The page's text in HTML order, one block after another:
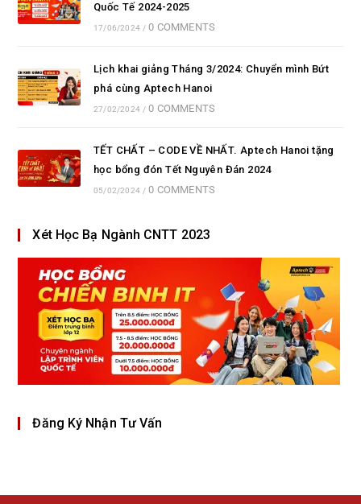
Quốc Tế 2024-2025
17/06/2024 / 0 COMMENTS
Lịch khai giảng Tháng 3/2024: Chuyển mình Bứt
phá cùng Aptech Hanoi
27/02/2024 / 0 COMMENTS
TẾT CHẤT – CODE VỀ NHẤT. Aptech Hanoi tặng
học bổng đón Tết Nguyên Đán 2024
05/02/2024 / 0 COMMENTS
Xét Học Bạ Ngành CNTT 2023
Đăng Ký Nhận Tư Vấn